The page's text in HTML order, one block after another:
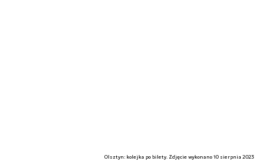
Olsztyn: kolejka po bilety. Zdjęcie wykonano 10 sierpnia 2023